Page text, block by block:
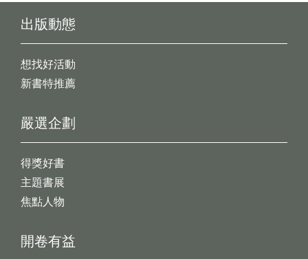
出版動態
想找好活動
新書特推薦
開卷有益
嚴選企劃
得獎好書
主題書展
焦點人物